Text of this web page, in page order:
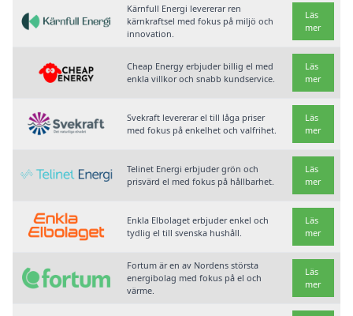
Kärnfull Energi levererar ren
kärnkraftsel med fokus på miljö och
innovation.
Läs
mer
Cheap Energy erbjuder billig el med
enkla villkor och snabb kundservice.
Läs
mer
Svekraft levererar el till låga priser
med fokus på enkelhet och valfrihet.
Läs
mer
Telinet Energi erbjuder grön och
prisvärd el med fokus på hållbarhet.
Läs
mer
Enkla Elbolaget erbjuder enkel och
tydlig el till svenska hushåll.
Läs
mer
Fortum är en av Nordens största
energibolag med fokus på el och
värme.
Läs
mer